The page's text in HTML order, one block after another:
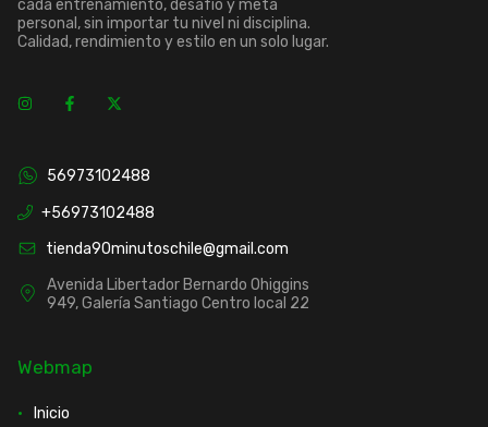
cada entrenamiento, desafío y meta
personal, sin importar tu nivel ni disciplina.
Calidad, rendimiento y estilo en un solo lugar.
56973102488
+56973102488
tienda90minutoschile@gmail.com
Avenida Libertador Bernardo Ohiggins
949, Galería Santiago Centro local 22
Webmap
Inicio